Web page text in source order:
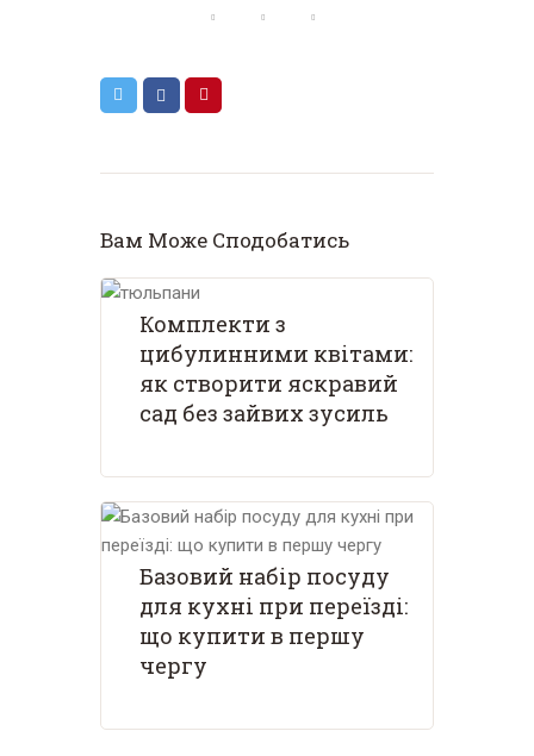
Вам Може Сподобатись
Комплекти з
цибулинними квітами:
як створити яскравий
сад без зайвих зусиль
Базовий набір посуду
для кухні при переїзді:
що купити в першу
чергу